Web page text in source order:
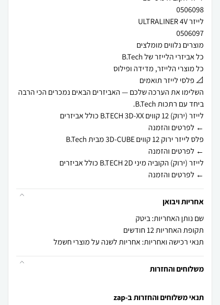
השלימו את הערכה שלכם — האביזרים הבאים נמכרים הכי הרבה
← לפרטים והזמנה
אחריות ויבואן
שם נותן האחריות: ביטק
תקופת האחריות 12 חודשים
תנאי רכישה ואחריות: אחריות לשנה על מוצרי חשמל
משלוחים והחזרות
תנאי משלוחים והחזרות ב-zap